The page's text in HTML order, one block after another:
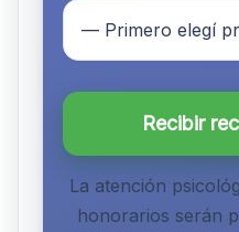
Recibir
La atención
honorarios serán